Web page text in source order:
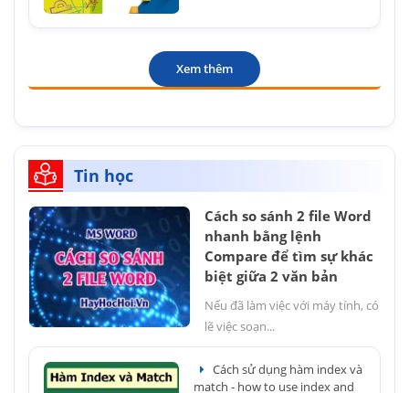
Xem thêm
Tin học
Cách so sánh 2 file Word
nhanh bằng lệnh
Compare để tìm sự khác
biệt giữa 2 văn bản
Nếu đã làm việc với máy tính, có
lẽ việc soạn...
Cách sử dụng hàm index và
match - how to use index and